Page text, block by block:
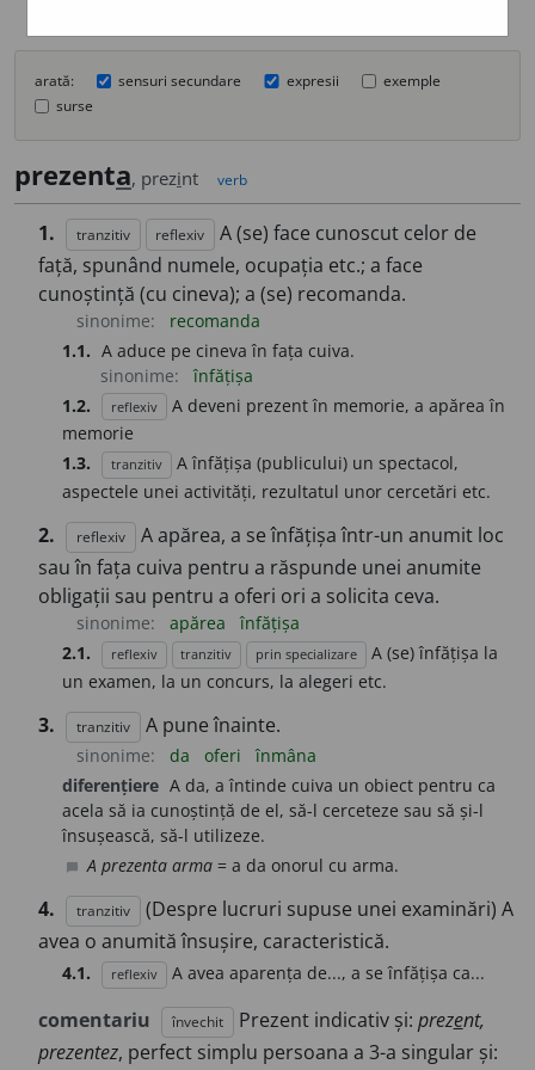
arată: sensuri secundare expresii
exemple
surse
prezenta, prezint verb
1. tranzitiv reflexiv
A (se) face cunoscut celor de
față, spunând numele, ocupația etc.; a face
cunoștință (cu cineva); a (se) recomanda.
sinonime:
recomanda
1.1. A aduce pe cineva în fața cuiva.
sinonime:
înfățișa
1.2.
reflexiv
A deveni prezent în memorie, a apărea în
memorie
1.3.
tranzitiv
A înfățișa (publicului) un spectacol,
aspectele unei activități, rezultatul unor cercetări etc.
2. reflexiv
A apărea, a se înfățișa într-un anumit loc
sau în fața cuiva pentru a răspunde unei anumite
obligații sau pentru a oferi ori a solicita ceva.
sinonime: apărea
înfățișa
2.1.
reflexiv tranzitiv prin specializare
A (se) înfățișa la
un examen, la un concurs, la alegeri etc.
3. tranzitiv A pune înainte.
sinonime: da oferi
înmâna
diferențiere A da, a întinde cuiva un obiect pentru ca
acela să ia cunoștință de el, să-l cerceteze sau să și-l
însușească, să-l utilizeze.
A prezenta arma = a da onorul cu arma.
4. tranzitiv
(Despre lucruri supuse unei examinări) A
avea o anumită însușire, caracteristică.
4.1. reflexiv A avea aparența de..., a se înfățișa ca...
comentariu învechit Prezent indicativ și: prezent,
prezentez, perfect simplu persoana a 3-a singular și: